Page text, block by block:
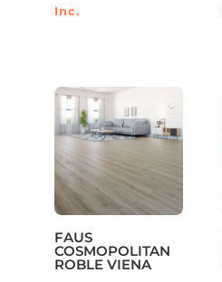
Inc.
FAUS
COSMOPOLITAN
ROBLE VIENA